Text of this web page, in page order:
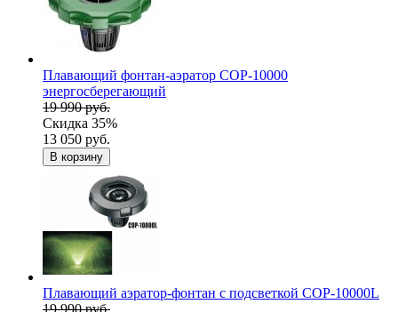
Плавающий фонтан-аэратор COP-10000
энергосберегающий
19 990 руб.
Скидка 35%
13 050 руб.
В корзину
Плавающий аэратор-фонтан с подсветкой COP-10000L